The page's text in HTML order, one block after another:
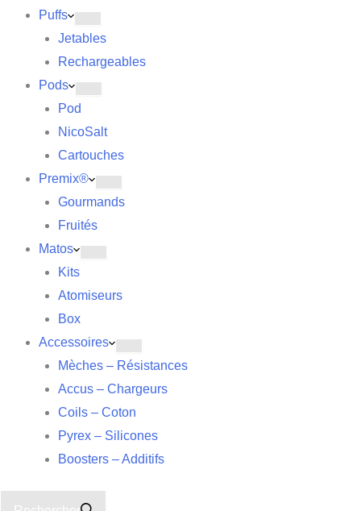
Puffs
Jetables
Rechargeables
Pods
Pod
NicoSalt
Cartouches
Premix®
Gourmands
Fruités
Matos
Kits
Atomiseurs
Box
Accessoires
Mèches – Résistances
Accus – Chargeurs
Coils – Coton
Pyrex – Silicones
Boosters – Additifs